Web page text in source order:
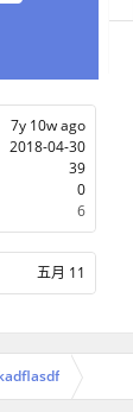
7y 10w ago
2018-04-30
39
0
6
五月 11